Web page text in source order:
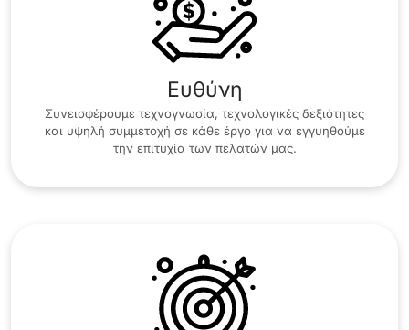
Ευθύνη
Συνεισφέρουμε τεχνογνωσία, τεχνολογικές δεξιότητες
και υψηλή συμμετοχή σε κάθε έργο για να εγγυηθούμε
την επιτυχία των πελατών μας.